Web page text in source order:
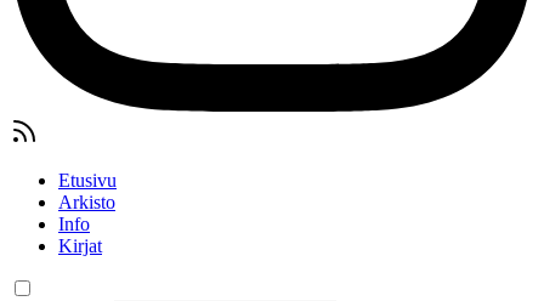
Etusivu
Arkisto
Info
Kirjat